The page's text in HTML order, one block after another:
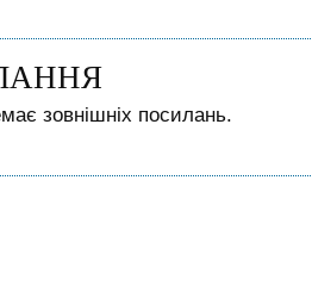
зовнішніх посилань.